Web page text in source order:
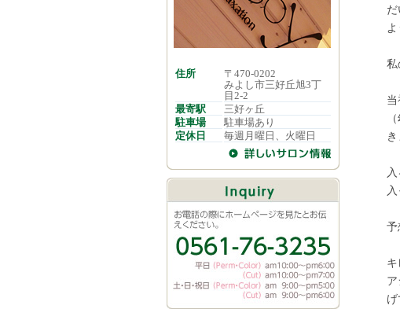
私
き
予
げ
住所
〒470-0202
みよし市三好丘旭3丁
目2-2
最寄駅
三好ヶ丘
駐車場
駐車場あり
定休日
毎週月曜日、火曜日